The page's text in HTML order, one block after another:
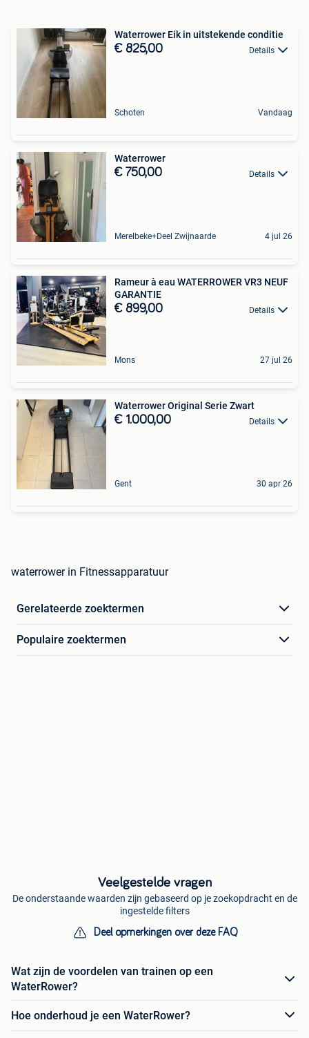
Waterrower Eik in uitstekende conditie
€ 825,00 Details
Schoten Vandaag
Waterrower
€ 750,00 Details
Merelbeke+Deel Zwijnaarde 4 jul 26
Rameur à eau WATERROWER VR3 NEUF
GARANTIE
€ 899,00 Details
Mons 27 jul 26
Waterrower Original Serie Zwart
€ 1.000,00 Details
Gent 30 apr 26
waterrower in Fitnessapparatuur
Gerelateerde zoektermen
Populaire zoektermen
Veelgestelde vragen
De onderstaande waarden zijn gebaseerd op je zoekopdracht en de
ingestelde filters
Deel opmerkingen over deze FAQ
Wat zijn de voordelen van trainen op een
WaterRower?
Hoe onderhoud je een WaterRower?